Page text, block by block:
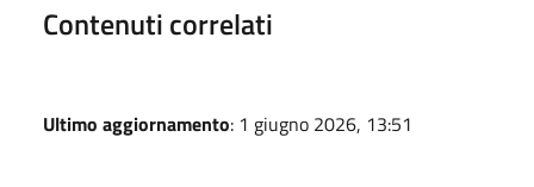
Contenuti correlati
Ultimo aggiornamento: 1 giugno 2026, 13:51